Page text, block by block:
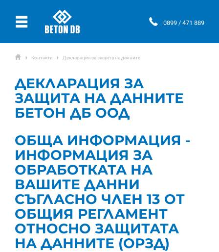
Ÿ 0899 / 471 889
ŷ Ţ Контакти Ţ Декларация за защита на данните
ДЕКЛАРАЦИЯ ЗА
ЗАЩИТА НА ДАННИТЕ
БЕТОН ДБ ООД
ОБЩА ИНФОРМАЦИЯ -
ИНФОРМАЦИЯ ЗА
ОБРАБОТКАТА НА
ВАШИТЕ ДАННИ
СЪГЛАСНО ЧЛЕН 13 ОТ
ОБЩИЯ РЕГЛАМЕНТ
ОТНОСНО ЗАЩИТАТА
НА ДАННИТЕ (ОРЗД)